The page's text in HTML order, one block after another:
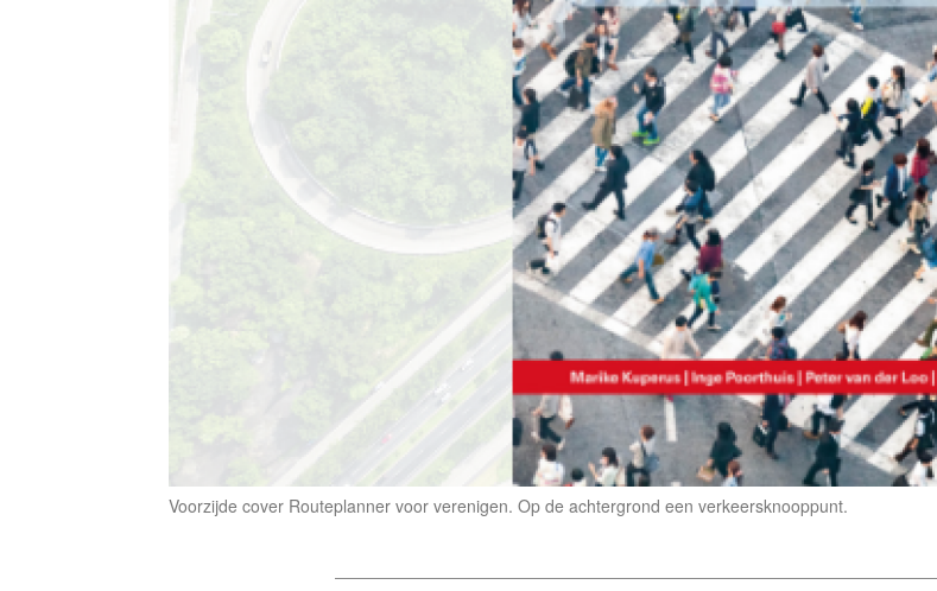
Voorzijde cover Routeplanner voor verenigen. Op de achtergrond een verkeersknooppunt.